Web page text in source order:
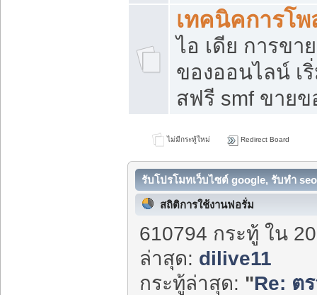
เทคนิคการโ
ไอ เดีย การขา
ของออนไลน์ เ
สฟรี smf ขาย
ไม่มีกระทู้ใหม่ Redirect Board
รับโปรโมทเว็บไซต์ google, รับทำ
สถิติการใช้งานฟอรั่ม
610794 กระทู้ ใน
ล่าสุด: dilive11
กระทู้ล่าสุด: "Re: ต